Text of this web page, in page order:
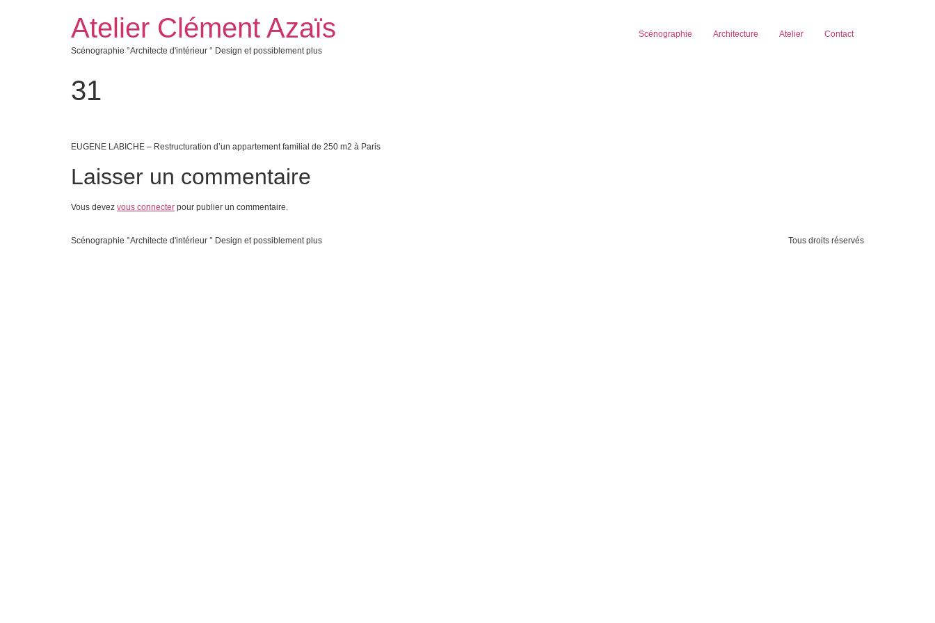
Atelier Clément Azaïs
Scénographie °Architecte d'intérieur ° Design et possiblement plus
Scénographie Architecture Atelier Contact
31
EUGENE LABICHE – Restructuration d’un appartement familial de 250 m2 à Paris
Laisser un commentaire
Vous devez vous connecter pour publier un commentaire.
Scénographie °Architecte d'intérieur ° Design et possiblement plus Tous droits réservés